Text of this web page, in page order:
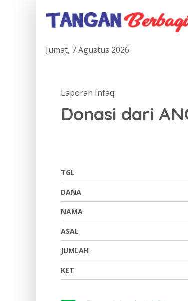
Jumat, 7 Agustus 2026
Laporan Infaq
Donasi dari
TGL
DANA
NAMA
ASAL
JUMLAH
KET